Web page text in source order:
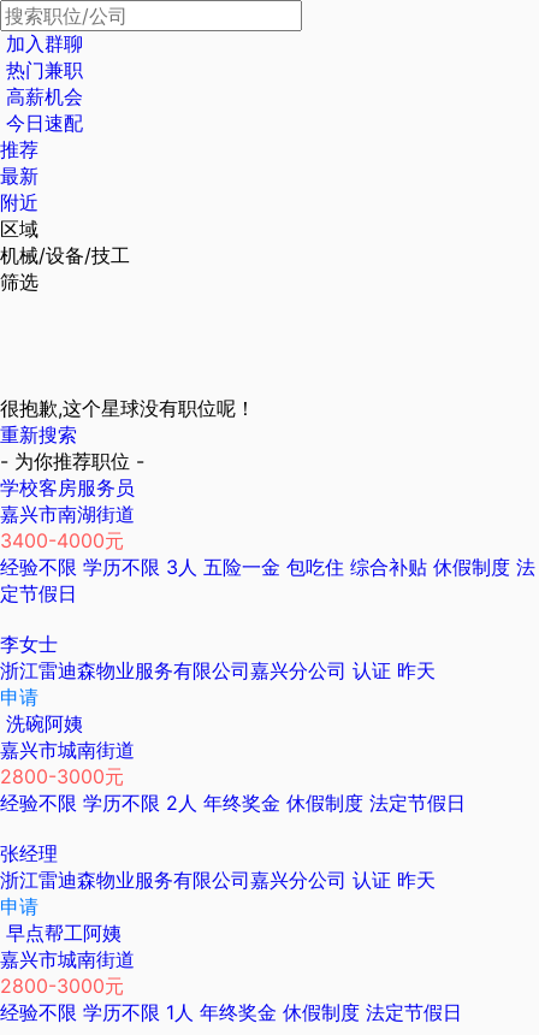
加入群聊
热门兼职
高薪机会
今日速配
推荐
最新
附近
区域
机械/设备/技工
筛选
很抱歉,这个星球没有职位呢！
重新搜索
- 为你推荐职位 -
学校客房服务员
嘉兴市南湖街道
3400-4000元
经验不限 学历不限 3人 五险一金 包吃住 综合补贴 休假制度 法
定节假日
李女士
浙江雷迪森物业服务有限公司嘉兴分公司 认证 昨天
申请
洗碗阿姨
嘉兴市城南街道
2800-3000元
经验不限 学历不限 2人 年终奖金 休假制度 法定节假日
张经理
浙江雷迪森物业服务有限公司嘉兴分公司 认证 昨天
申请
早点帮工阿姨
嘉兴市城南街道
2800-3000元
经验不限 学历不限 1人 年终奖金 休假制度 法定节假日